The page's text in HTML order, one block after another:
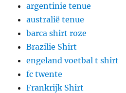
argentinie tenue
australië tenue
barca shirt roze
Brazilie Shirt
engeland voetbal t shirt
fc twente
Frankrijk Shirt